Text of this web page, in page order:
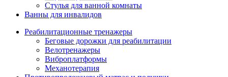
Стулья для ванной комнаты
Ванны для инвалидов
Реабилитационные тренажеры
Беговые дорожки для реабилитации
Велотренажеры
Виброплатформы
Механотерапия